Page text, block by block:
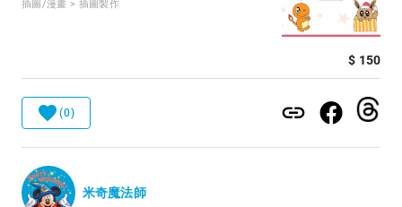
插圖/漫畫 > 插圖製作
$ 150
(0)
米奇魔法師